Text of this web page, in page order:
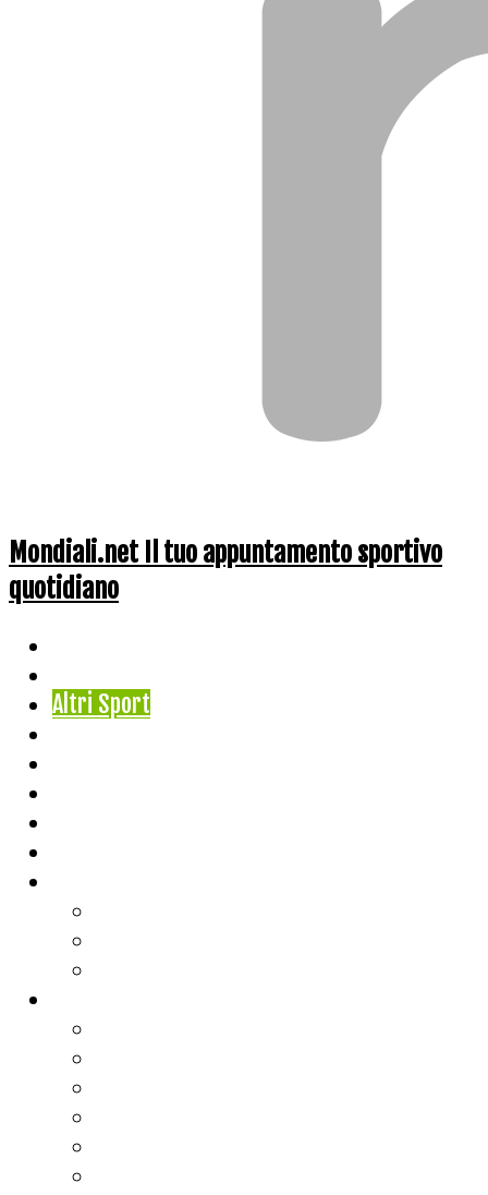
Mondiali.net Il tuo appuntamento sportivo
quotidiano
Altri Sport